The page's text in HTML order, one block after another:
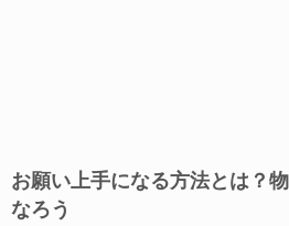
お願い上手になる方法とは？
なろう